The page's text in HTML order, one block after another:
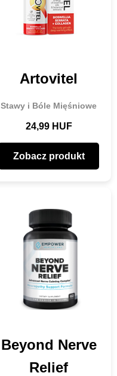
Artovitel
Stawy i Bóle Mięśniowe
24,99 HUF
Zobacz produkt
Beyond Nerve
Relief